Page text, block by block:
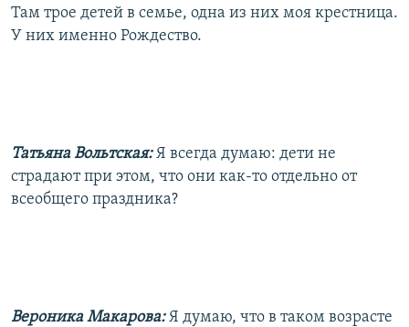
Там трое детей в семье, одна из них моя крестница.
У них именно Рождество.
Татьяна Вольтская:Я всегда думаю: дети не
страдают при этом, что они как-то отдельно от
всеобщего праздника?
Вероника Макарова:Я думаю, что в таком возрасте